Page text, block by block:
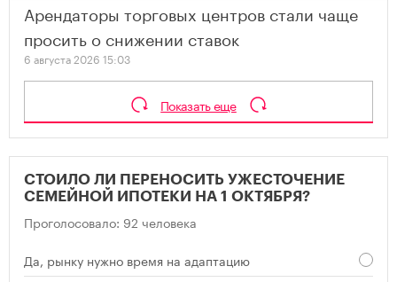
Арендаторы торговых центров стали чаще
просить о снижении ставок
6 августа 2026 15:03
Показать еще
СТОИЛО ЛИ ПЕРЕНОСИТЬ УЖЕСТОЧЕНИЕ
СЕМЕЙНОЙ ИПОТЕКИ НА 1 ОКТЯБРЯ?
Проголосовало: 92 человека
Да, рынку нужно время на адаптацию